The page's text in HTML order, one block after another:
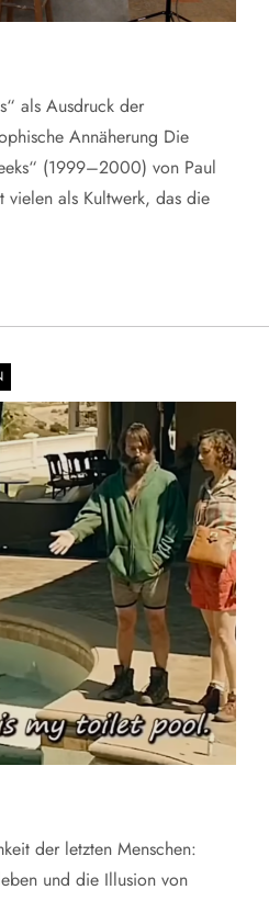
als Ausdruck der
Annäherung Die
(1999–2000) von Paul
als Kultwerk, das die
der letzten Menschen:
und die Illusion von